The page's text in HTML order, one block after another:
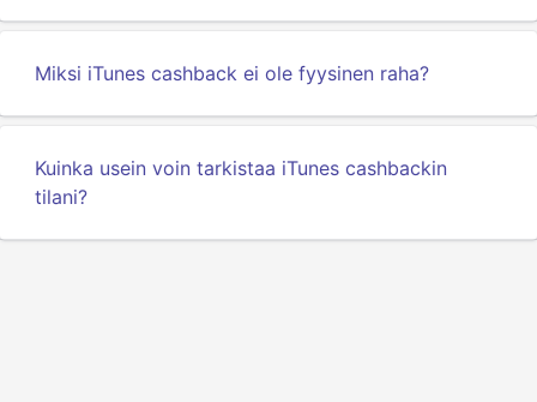
Miksi iTunes cashback ei ole fyysinen raha?
Kuinka usein voin tarkistaa iTunes cashbackin
tilani?